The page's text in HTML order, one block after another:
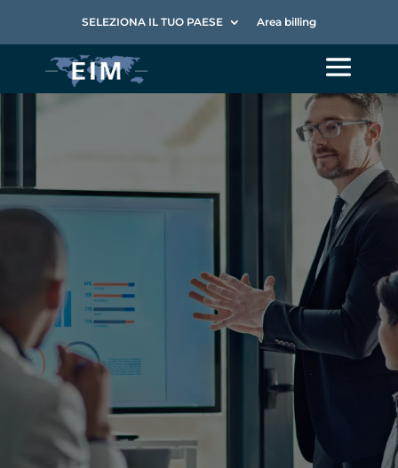
SELEZIONA IL TUO PAESE Area billing
Top line
growth: capire
il cliente per
crescere